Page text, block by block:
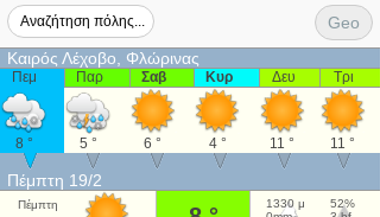
Geo
Καιρός Λέχοβο, Φλώρινας
Πεμ
8 °
Παρ
5 °
Σαβ
6 °
Κυρ
4 °
Δευ
11 °
Τρι
11 °
Πέμπτη 19/2
Πέμπτη
1330 μ
52%